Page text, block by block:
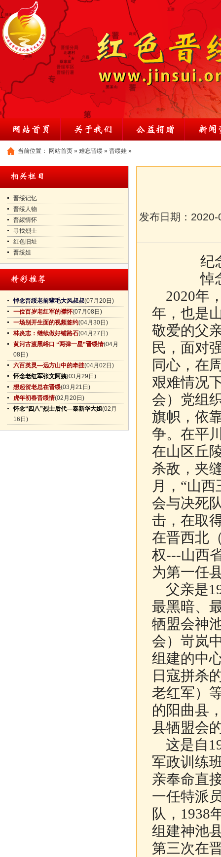
当前位置： 网站首页 » 难忘晋绥 » 晋绥娃 »
晋绥记忆
晋绥人物
晋綏情怀
寻找烈士
红色旧址
晋绥娃
悼念晋绥老前辈毛大风叔叔(07月20日)
一位百岁老红军的襟怀(07月08日)
一场别开生面的视频签约(04月30日)
林炎志：继续做好铺路石(04月27日)
黄河古渡黑峪口 “两弹一星”晋绥情(04月
08日)
六百英灵—远方山中的牵挂(04月02日)
怀念老红军张文阿姨(03月29日)
想起贺老总在晋绥(03月21日)
虎年初春晋绥情(02月20日)
怀念“四八”烈士后代—秦新华大姐(02月
16日)
发布日期： 2020-
纪
悼
2020年
年，也是
敬爱的父
民，面对
同心，在
艰难情况
会）党组
旗帜，依
争。在平
在山区丘
杀敌，夹
月，“山
会与决死
击，在取
在晋西北
权---山西
为第一任
父亲是
最黑暗、
牺盟会神
会）岢岚
组建的中
日寇拼杀
老红军）
的阳曲县
县牺盟会
这是自
军政训练
亲奉命直
一任特派
队，1938
组建神池
第三次在